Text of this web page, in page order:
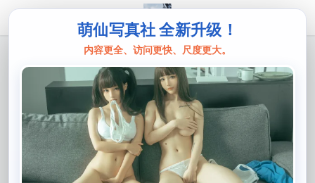
萌仙写真社 全新升级！
内容更全、访问更快、尺度更大。
蓝小沂
珍藏！蓝小沂cos原图分享
说到cos博主，蓝小沂始终坚持着自己的风格和理念，我
们来分享一下蓝小沂的cos原图。搭配上长长的黑色直发
和透亮的双眼，我们可以看到她完美演绎了《花木兰》中